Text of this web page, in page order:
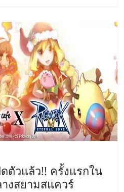
ตัวแล้ว!! ครั้งแรกใน
งสยามสแควร์